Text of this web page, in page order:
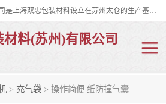
双忠包装材料（苏州）有限公司是上海双忠包装材料设立在苏州太仓的生产基地，占地约2万平米，产品主要有打孔缠绕膜，拉伸蜂窝纸，集装箱充气袋，滑托板，打包带，裹包网兜，防滑纸等箱体和托盘的运输和保护性包材。固永包材®，GooYon Pack®，是我们保护性包装材料的专属品牌。
材料(苏州)有限公司
> 充气袋 > 操作简便 纸防撞气囊